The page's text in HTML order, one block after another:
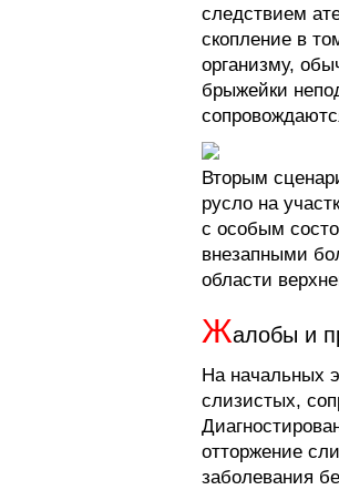
следствием
скопление в
организму,
брыжейки
Вторым
русло на
с особым
внезапными
области
Жалобы и
На начальных
слизистых,
отторжение
заболевания